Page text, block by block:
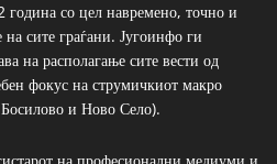
со цел навремено, точно и
сите граѓани. Југоинфо ги
на располагање сите вести од
фокус на струмичкиот макро
и Ново Село).